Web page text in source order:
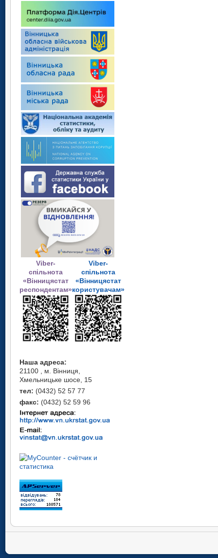
Viber-
спільнота
«Вінницястат
респондентам»
Viber-
спільнота
«Вінницястат
користувачам»
Наша адреса:
21100 , м. Вінниця,
Хмельницьке шосе, 15
тел: (0432) 52 57 77
факс: (0432) 52 59 96